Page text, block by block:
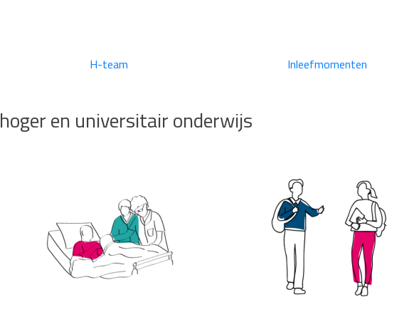
H-team Inleefmomenten
hoger en universitair onderwijs